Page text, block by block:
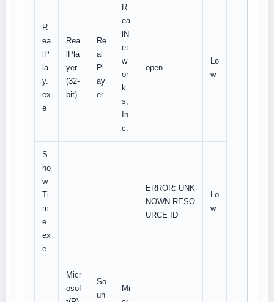
R
ea
lP
la
y.
ex
e
Rea
lPla
yer
(32-
bit)
Re
al
Pl
ay
er
R
ea
lN
et
w
or
k
s,
In
c.
open
Lo
w
S
ho
w
Ti
m
e.
ex
e
ERROR: UNK
NOWN RESO
URCE ID
Lo
w
Micr
osof
So
un
Mi